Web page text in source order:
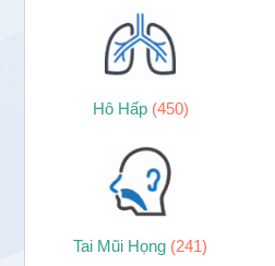
Hô Hấp (450)
Tai Mũi Họng (241)